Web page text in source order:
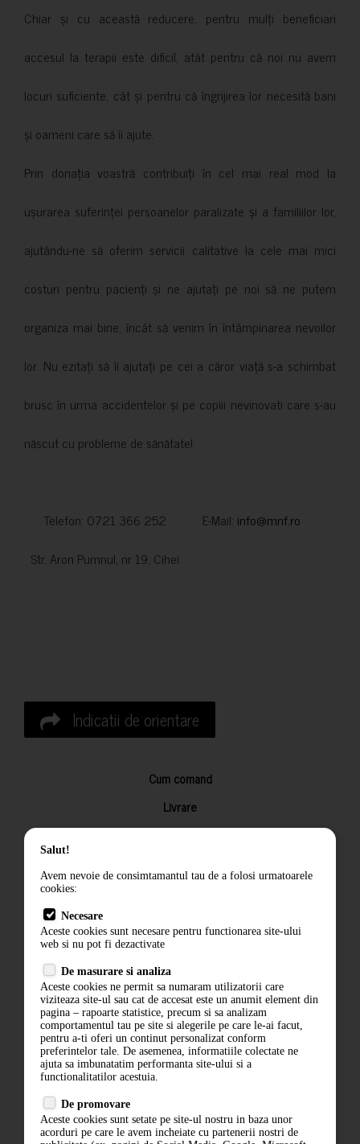
Chiar și cu această reducere, pentru mulți beneficiari
accesul la terapii este dificil, atât pentru că noi nu avem
locuri suficiente, cât și pentru că îngrijirea lor necesită bani
și oameni care să îi ajute.
Prin donația voastră contribuiți în cel mai real mod la
ușurarea suferinței persoanelor paralizate și a familiilor lor,
ajutându-ne să oferim servicii calitative la cele mai mici
costuri pentru pacienți și ne ajutați pe noi să ne putem
organiza mai bine, încât să venim în întâmpinarea nevoilor
lor. Nu ezitați să îi ajutați pe cei a căror viață s-a schimbat
brusc în urma accidentelor și pe copiii nevinovati care s-au
născut cu probleme de sănătate!
Telefon: 0721 366 252 E-Mail: info@mnf.ro
Str. Aron Pumnul, nr 19, Cihei
Indicatii de orientare
Cum comand
Livrare
Returnarea produselor
Termeni si conditii
Politica de confidentialitate
ANPC
ABONARE LA NEWSLETTER
Salut!
Avem nevoie de consimtamantul tau de a folosi urmatoarele
cookies:
Necesare
Aceste cookies sunt necesare pentru functionarea site-ului
web si nu pot fi dezactivate
De masurare si analiza
Aceste cookies ne permit sa numaram utilizatorii care
viziteaza site-ul sau cat de accesat este un anumit element din
pagina – rapoarte statistice, precum si sa analizam
comportamentul tau pe site si alegerile pe care le-ai facut,
pentru a-ti oferi un continut personalizat conform
preferintelor tale. De asemenea, informatiile colectate ne
ajuta sa imbunatatim performanta site-ului si a
functionalitatilor acestuia.
De promovare
Aceste cookies sunt setate pe site-ul nostru in baza unor
acorduri pe care le avem incheiate cu partenerii nostri de